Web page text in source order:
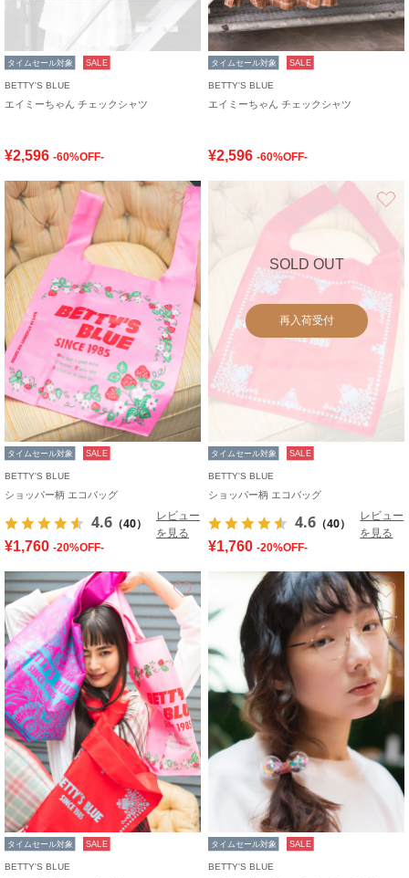
タイムセール対象 SALE
BETTY'S BLUE
エイミーちゃん チェックシャツ
¥2,596 -60%OFF-
タイムセール対象 SALE
BETTY'S BLUE
エイミーちゃん チェックシャツ
¥2,596 -60%OFF-
お気に入り
タイムセール対象 SALE
BETTY'S BLUE
ショッパー柄 エコバッグ
4.6 （40）
レビュー
を見る
¥1,760 -20%OFF-
SOLD OUT
再入荷受付
タイムセール対象 SALE
BETTY'S BLUE
ショッパー柄 エコバッグ
4.6 （40）
レビュー
を見る
¥1,760 -20%OFF-
お気に入り
タイムセール対象 SALE
BETTY'S BLUE
タイムセール対象 SALE
BETTY'S BLUE